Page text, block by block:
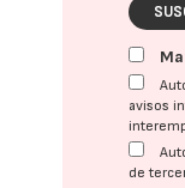
avisos
de